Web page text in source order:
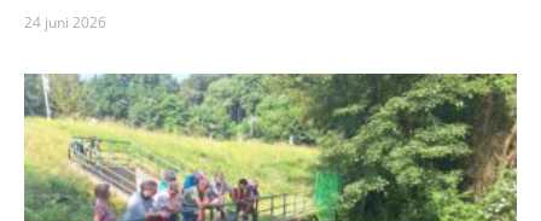
24 juni 2026